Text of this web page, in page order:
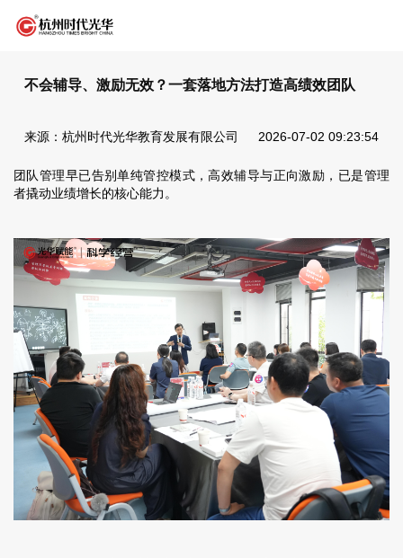
不会辅导、激励无效？一套落地方法打造高绩效团队
来源：杭州时代光华教育发展有限公司 2026-07-02 09:23:54
团队管理早已告别单纯管控模式，高效辅导与正向激励，已是管理
者撬动业绩增长的核心能力。